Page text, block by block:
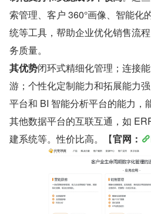
索管理、客户 360°画像、智能化
统等工具，帮助企业优化销售流
务质量。
其优势闭环式精细化管理；连接
游；个性化定制能力和拓展能力
平台和 BI 智能分析平台的能力，
其他数据平台的互联互通，如
建系统等。性价比高。【官网：